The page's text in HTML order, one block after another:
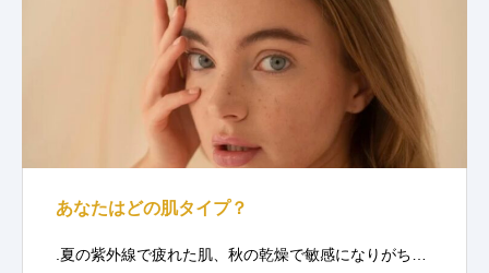
あなたはどの肌タイプ？
.夏の紫外線で疲れた肌、秋の乾燥で敏感になりがち…